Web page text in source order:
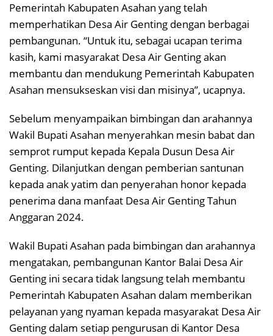
Pemerintah Kabupaten Asahan yang telah
memperhatikan Desa Air Genting dengan berbagai
pembangunan. “Untuk itu, sebagai ucapan terima
kasih, kami masyarakat Desa Air Genting akan
membantu dan mendukung Pemerintah Kabupaten
Asahan mensukseskan visi dan misinya”, ucapnya.
Sebelum menyampaikan bimbingan dan arahannya
Wakil Bupati Asahan menyerahkan mesin babat dan
semprot rumput kepada Kepala Dusun Desa Air
Genting. Dilanjutkan dengan pemberian santunan
kepada anak yatim dan penyerahan honor kepada
penerima dana manfaat Desa Air Genting Tahun
Anggaran 2024.
Wakil Bupati Asahan pada bimbingan dan arahannya
mengatakan, pembangunan Kantor Balai Desa Air
Genting ini secara tidak langsung telah membantu
Pemerintah Kabupaten Asahan dalam memberikan
pelayanan yang nyaman kepada masyarakat Desa Air
Genting dalam setiap pengurusan di Kantor Desa